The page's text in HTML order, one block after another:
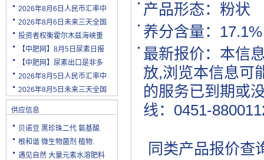
2026年8月6日人民币汇率中
2026年8月6日未来三天全国
投资者权衡霍尔木兹海峡重
【中肥网】8月5日尿素日报
【中肥网】尿素出口是非多
2026年8月5日人民币汇率中
2026年8月5日未来三天全国
供应信息
贝诺豆 黑珍珠二代 氨基酸.
根和谐 微生物菌剂 植物.
遇见自然 大量元素水溶肥料
产品形态：粉状
养分含量：17.1%
最新报价：本信
放,浏览本信息可
的服务已到期或
线：0451-
同类产品报价查